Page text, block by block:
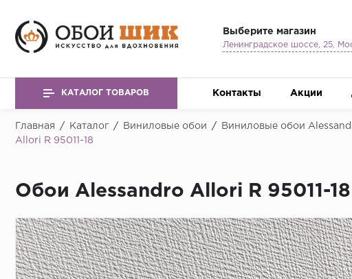
Выберите магазин
КАТАЛОГ ТОВАРОВ Контакты Акции
Главная / Каталог / Виниловые обои / Виниловые обои
Allori R 95011-18
Обои Alessandro Allori R 95011-18